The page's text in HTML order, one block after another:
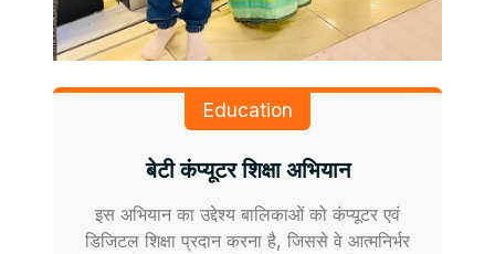
Education
बेटी कंप्यूटर शिक्षा अभियान
इस अभियान का उद्देश्य बालिकाओं को कंप्यूटर एवं
डिजिटल शिक्षा प्रदान करना है, जिससे वे आत्मनिर्भर